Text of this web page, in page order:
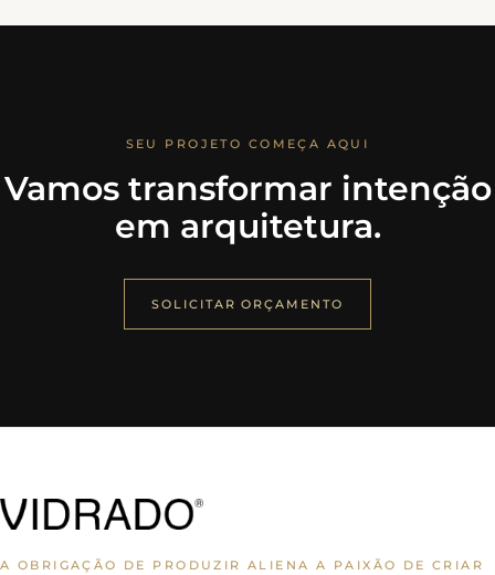
SEU PROJETO COMEÇA AQUI
Vamos transformar intenção
em arquitetura.
SOLICITAR ORÇAMENTO
A OBRIGAÇÃO DE PRODUZIR ALIENA A PAIXÃO DE CRIAR